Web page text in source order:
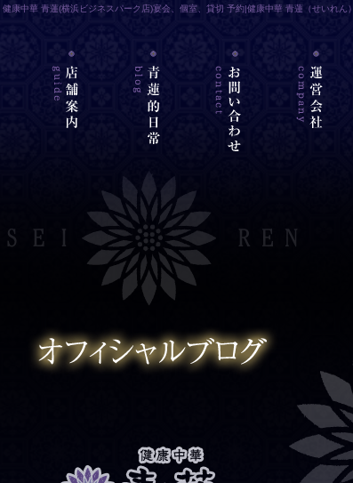
健康中華 青蓮(横浜ビジネスパーク店)宴会、個室、貸切 予約|健康中華 青蓮（せいれん）